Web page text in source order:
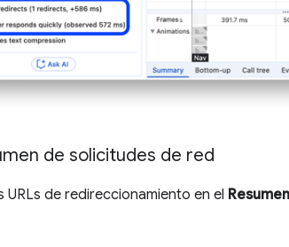
de solicitudes de red
de redireccionamiento en el Resumen